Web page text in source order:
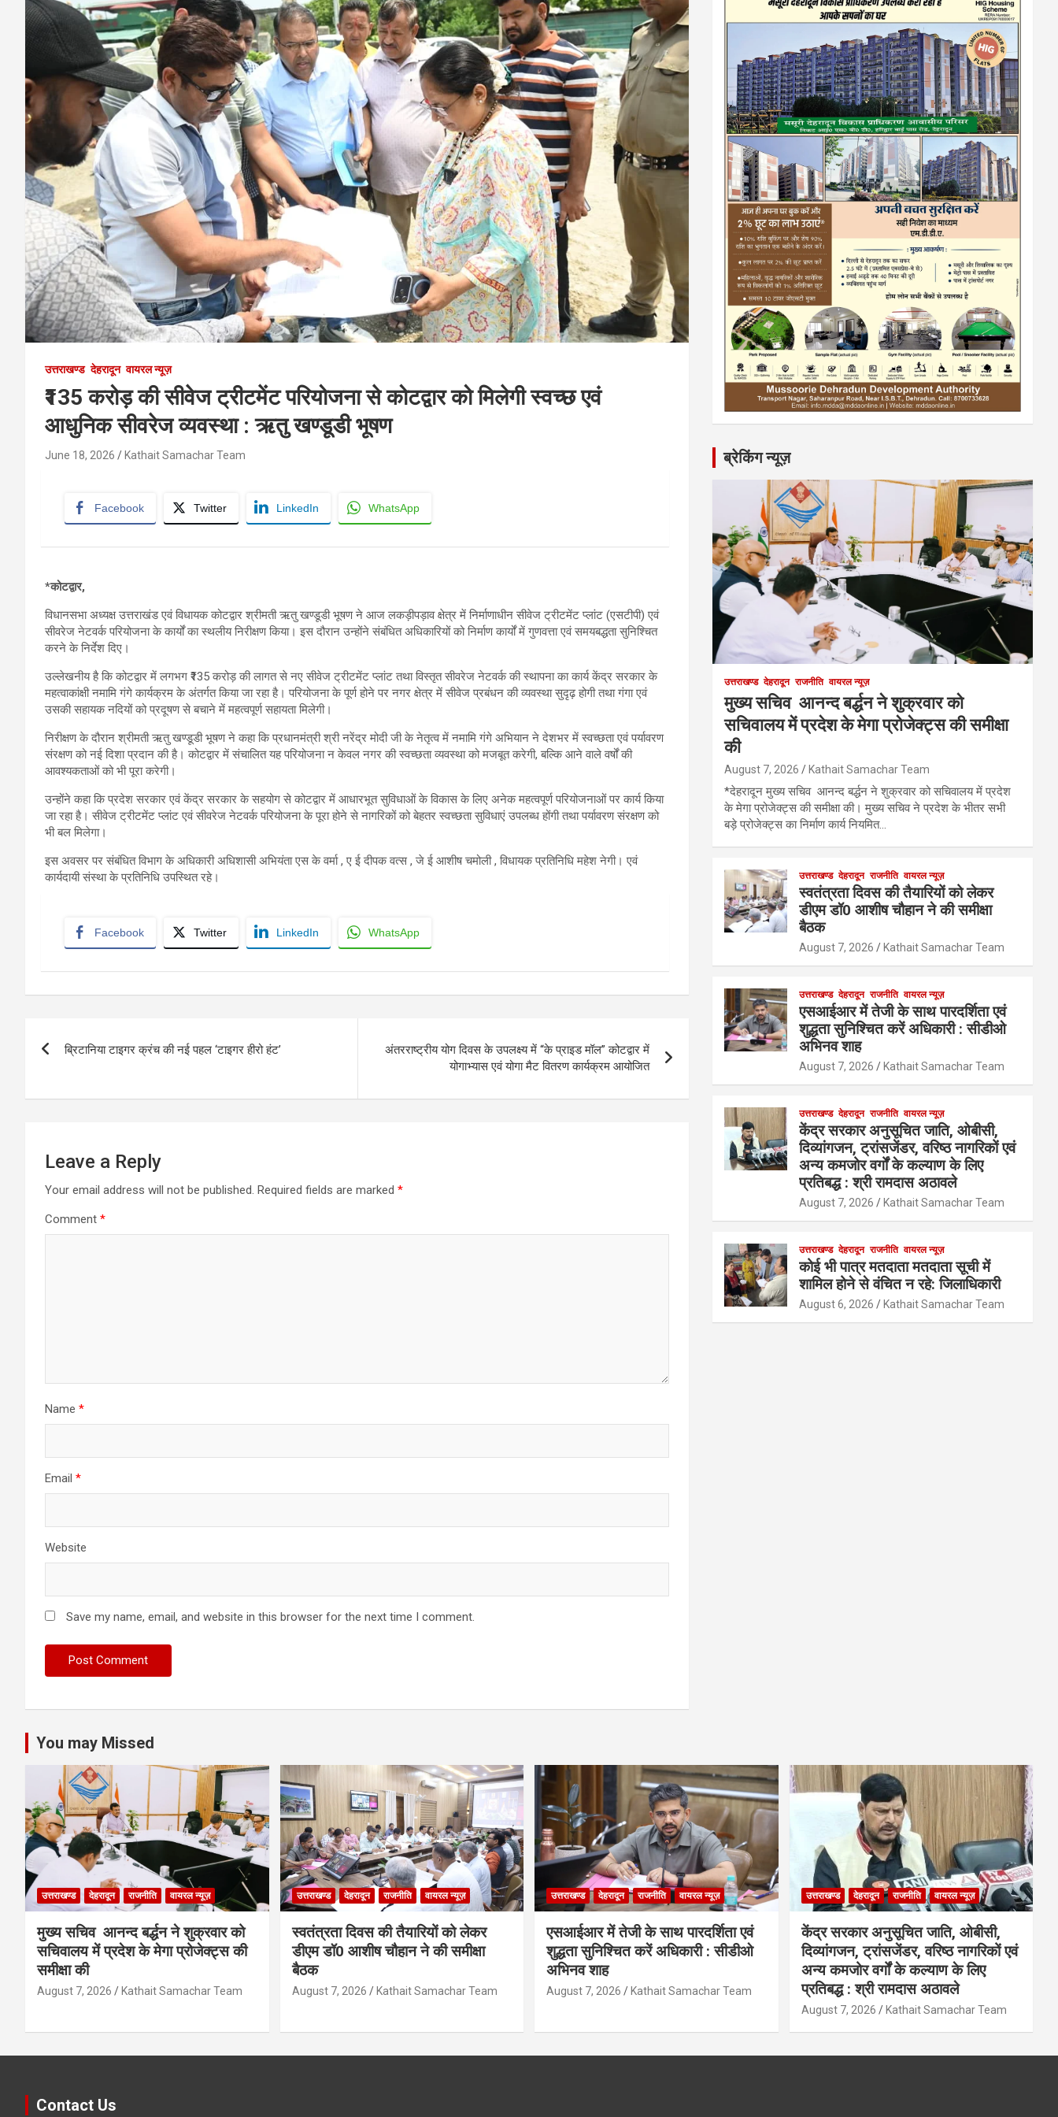
उत्तराखण्ड देहरादून वायरल न्यूज़
₹135 करोड़ की सीवेज ट्रीटमेंट परियोजना से कोटद्वार को मिलेगी स्वच्छ एवं
आधुनिक सीवरेज व्यवस्था : ऋतु खण्डूडी भूषण
June 18, 2026 Kathait Samachar Team
Facebook Twitter LinkedIn WhatsApp
*कोटद्वार,
विधानसभा अध्यक्ष उत्तराखंड एवं विधायक कोटद्वार श्रीमती ऋतु खण्डूडी भूषण ने आज लकड़ीपड़ाव क्षेत्र में निर्माणाधीन सीवेज ट्रीटमेंट प्लांट (एसटीपी) एवं
सीवरेज नेटवर्क परियोजना के कार्यों का स्थलीय निरीक्षण किया। इस दौरान उन्होंने संबंधित अधिकारियों को निर्माण कार्यों में गुणवत्ता एवं समयबद्धता सुनिश्चित
करने के निर्देश दिए।
उल्लेखनीय है कि कोटद्वार में लगभग ₹135 करोड़ की लागत से नए सीवेज ट्रीटमेंट प्लांट तथा विस्तृत सीवरेज नेटवर्क की स्थापना का कार्य केंद्र सरकार के
महत्वाकांक्षी नमामि गंगे कार्यक्रम के अंतर्गत किया जा रहा है। परियोजना के पूर्ण होने पर नगर क्षेत्र में सीवेज प्रबंधन की व्यवस्था सुदृढ़ होगी तथा गंगा एवं
उसकी सहायक नदियों को प्रदूषण से बचाने में महत्वपूर्ण सहायता मिलेगी।
निरीक्षण के दौरान श्रीमती ऋतु खण्डूडी भूषण ने कहा कि प्रधानमंत्री श्री नरेंद्र मोदी जी के नेतृत्व में नमामि गंगे अभियान ने देशभर में स्वच्छता एवं पर्यावरण
संरक्षण को नई दिशा प्रदान की है। कोटद्वार में संचालित यह परियोजना न केवल नगर की स्वच्छता व्यवस्था को मजबूत करेगी, बल्कि आने वाले वर्षों की
आवश्यकताओं को भी पूरा करेगी।
उन्होंने कहा कि प्रदेश सरकार एवं केंद्र सरकार के सहयोग से कोटद्वार में आधारभूत सुविधाओं के विकास के लिए अनेक महत्वपूर्ण परियोजनाओं पर कार्य किया
जा रहा है। सीवेज ट्रीटमेंट प्लांट एवं सीवरेज नेटवर्क परियोजना के पूरा होने से नागरिकों को बेहतर स्वच्छता सुविधाएं उपलब्ध होंगी तथा पर्यावरण संरक्षण को
भी बल मिलेगा।
इस अवसर पर संबंधित विभाग के अधिकारी अधिशासी अभियंता एस के वर्मा , ए ई दीपक वत्स , जे ई आशीष चमोली , विधायक प्रतिनिधि महेश नेगी। एवं
कार्यदायी संस्था के प्रतिनिधि उपस्थित रहे।
Facebook Twitter LinkedIn WhatsApp
navigation
ब्रिटानिया टाइगर क्रंच की नई पहल ‘टाइगर हीरो हंट’
अंतरराष्ट्रीय योग दिवस के उपलक्ष्य में “के प्राइड मॉल” कोटद्वार में
योगाभ्यास एवं योगा मैट वितरण कार्यक्रम आयोजित
Leave a Reply
Your email address will not be published. Required fields are marked *
Comment *
Name *
Email *
Website
Save my name, email, and website in this browser for the next time I comment.
ब्रेकिंग न्यूज़
उत्तराखण्ड देहरादून राजनीति वायरल न्यूज़
मुख्य सचिव आनन्द बर्द्धन ने शुक्रवार को
सचिवालय में प्रदेश के मेगा प्रोजेक्ट्स की समीक्षा
की
August 7, 2026 Kathait Samachar Team
*देहरादून मुख्य सचिव आनन्द बर्द्धन ने शुक्रवार को सचिवालय में प्रदेश
के मेगा प्रोजेक्ट्स की समीक्षा की। मुख्य सचिव ने प्रदेश के भीतर सभी
बड़े प्रोजेक्ट्स का निर्माण कार्य नियमित…
उत्तराखण्ड देहरादून राजनीति वायरल न्यूज़
स्वतंत्रता दिवस की तैयारियों को लेकर
डीएम डॉ0 आशीष चौहान ने की समीक्षा
बैठक
August 7, 2026 Kathait Samachar Team
उत्तराखण्ड देहरादून राजनीति वायरल न्यूज़
एसआईआर में तेजी के साथ पारदर्शिता एवं
शुद्धता सुनिश्चित करें अधिकारी : सीडीओ
अभिनव शाह
August 7, 2026 Kathait Samachar Team
उत्तराखण्ड देहरादून राजनीति वायरल न्यूज़
केंद्र सरकार अनुसूचित जाति, ओबीसी,
दिव्यांगजन, ट्रांसजेंडर, वरिष्ठ नागरिकों एवं
अन्य कमजोर वर्गों के कल्याण के लिए
प्रतिबद्ध : श्री रामदास अठावले
August 7, 2026 Kathait Samachar Team
उत्तराखण्ड देहरादून राजनीति वायरल न्यूज़
कोई भी पात्र मतदाता मतदाता सूची में
शामिल होने से वंचित न रहे: जिलाधिकारी
August 6, 2026 Kathait Samachar Team
You may Missed
उत्तराखण्ड देहरादून राजनीति वायरल न्यूज़
मुख्य सचिव आनन्द बर्द्धन ने शुक्रवार को
सचिवालय में प्रदेश के मेगा प्रोजेक्ट्स की
समीक्षा की
August 7, 2026 Kathait Samachar Team
उत्तराखण्ड देहरादून राजनीति वायरल न्यूज़
स्वतंत्रता दिवस की तैयारियों को लेकर
डीएम डॉ0 आशीष चौहान ने की समीक्षा
बैठक
August 7, 2026 Kathait Samachar Team
उत्तराखण्ड देहरादून राजनीति वायरल न्यूज़
एसआईआर में तेजी के साथ पारदर्शिता एवं
शुद्धता सुनिश्चित करें अधिकारी : सीडीओ
अभिनव शाह
August 7, 2026 Kathait Samachar Team
उत्तराखण्ड देहरादून राजनीति वायरल न्यूज़
केंद्र सरकार अनुसूचित जाति, ओबीसी,
दिव्यांगजन, ट्रांसजेंडर, वरिष्ठ नागरिकों एवं
अन्य कमजोर वर्गों के कल्याण के लिए
प्रतिबद्ध : श्री रामदास अठावले
August 7, 2026 Kathait Samachar Team
Contact Us